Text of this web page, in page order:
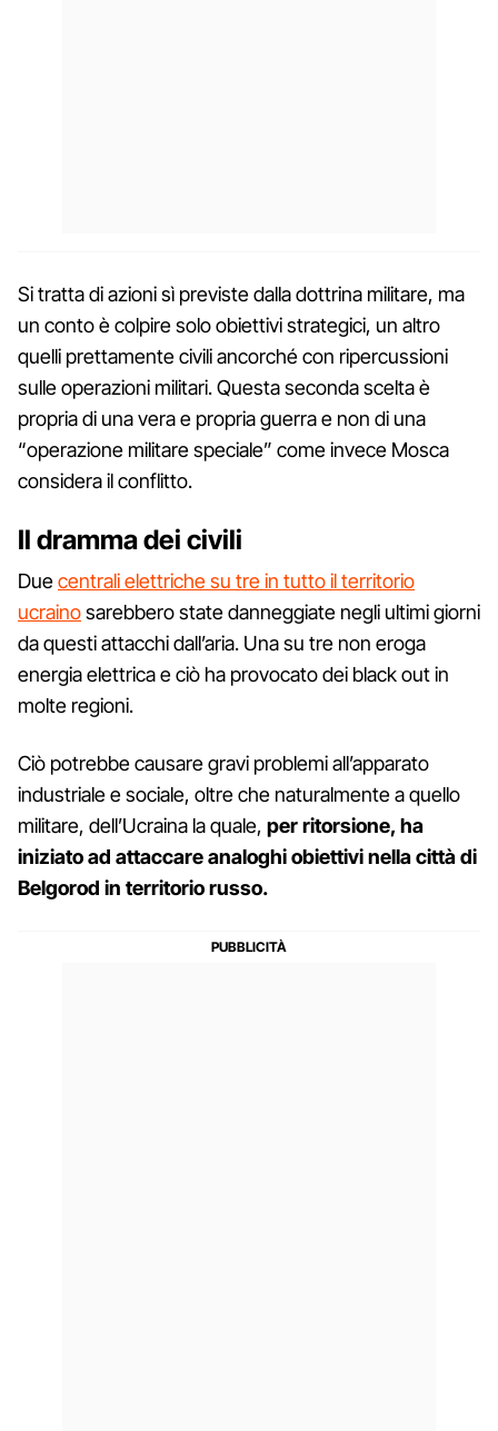
Si tratta di azioni sì previste dalla dottrina militare, ma
un conto è colpire solo obiettivi strategici, un altro
quelli prettamente civili ancorché con ripercussioni
sulle operazioni militari. Questa seconda scelta è
propria di una vera e propria guerra e non di una
“operazione militare speciale” come invece Mosca
considera il conflitto.
Il dramma dei civili
Duecentrali elettriche su tre in tutto il territorio
ucrainosarebbero state danneggiate negli ultimi giorni
da questi attacchi dall’aria. Una su tre non eroga
energia elettrica e ciò ha provocato dei black out in
molte regioni.
Ciò potrebbe causare gravi problemi all’apparato
industriale e sociale, oltre che naturalmente a quello
militare, dell’Ucraina la quale, per ritorsione, ha
iniziato ad attaccare analoghi obiettivi nella città di
Belgorod in territorio russo.